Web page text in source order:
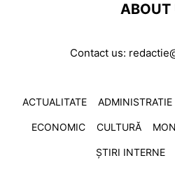
ABOUT
Contact us:
ACTUALITATE ADMINISTRATIE
ECONOMIC CULTURĂ
ȘTIRI INTERNE